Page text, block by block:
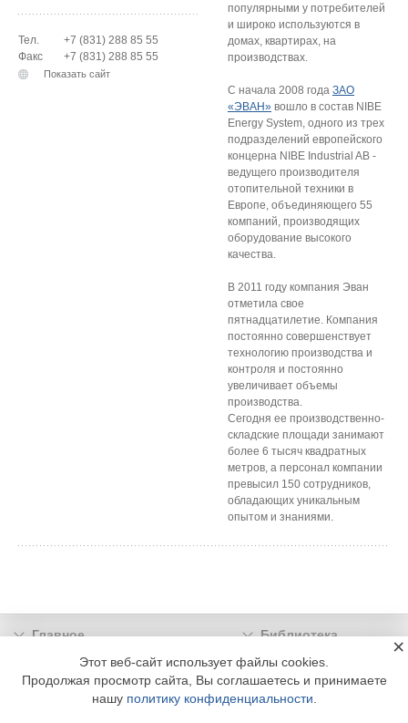
Тел.
+7 (831) 288 85 55
Факс
+7 (831) 288 85 55
Показать сайт
популярными у потребителей
и широко используются в
домах, квартирах, на
производствах.
С начала 2008 года ЗАО
«ЭВАН» вошло в состав NIBE
Energy System, одного из трех
подразделений европейского
концерна NIBE Industrial AB -
ведущего производителя
отопительной техники в
Европе, объединяющего 55
компаний, производящих
оборудование высокого
качества.
В 2011 году компания Эван
отметила свое
пятнадцатилетие. Компания
постоянно совершенствует
технологию производства и
контроля и постоянно
увеличивает объемы
производства.
Сегодня ее производственно-
складские площади занимают
более 6 тысяч квадратных
метров, а персонал компании
превысил 150 сотрудников,
обладающих уникальным
опытом и знаниями.
Главное
Библиотека
Подписка
Реклама
Информация
Этот веб-сайт использует файлы cookies.
Продолжая просмотр сайта, Вы соглашаетесь и принимаете
нашу политику конфиденциальности
×